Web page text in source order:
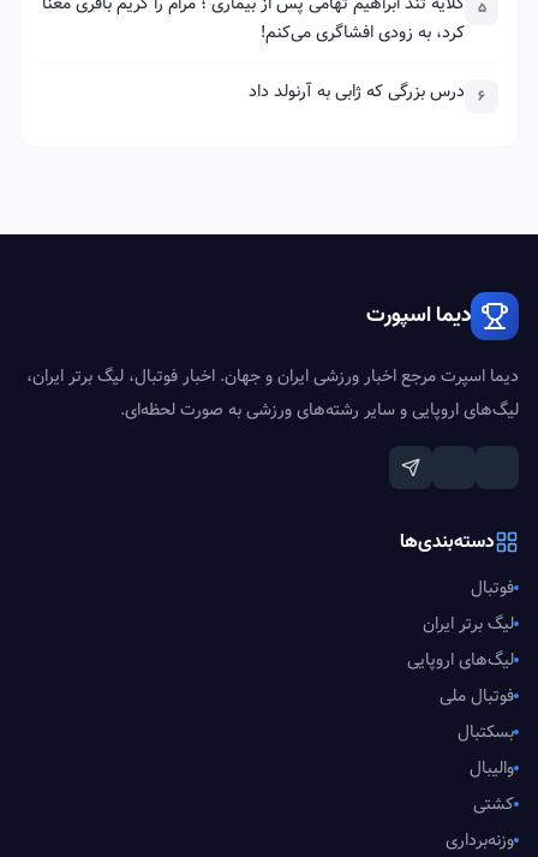
5
کرد، به زودی افشاگری می‌کنم!
6 درس بزرگی که ژابی به آرنولد داد
دیما اسپورت
دیما اسپرت مرجع اخبار ورزشی ایران و جهان. اخبار فوتبال، لیگ برتر ایران،
لیگ‌های اروپایی و سایر رشته‌های ورزشی به صورت لحظه‌ای.
دسته‌بندی‌ها
فوتبال
لیگ برتر ایران
لیگ‌های اروپایی
فوتبال ملی
بسکتبال
والیبال
کشتی
وزنه‌برداری